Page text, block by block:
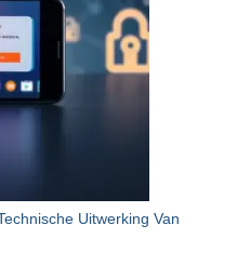
Uitwerking Van